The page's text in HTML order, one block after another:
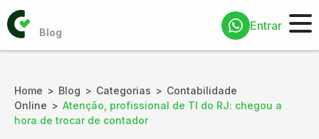
Entrar
Home Blog Categorias
Contabilidade
Online
Atenção, profissional de TI do RJ: chegou a
hora de trocar de contador